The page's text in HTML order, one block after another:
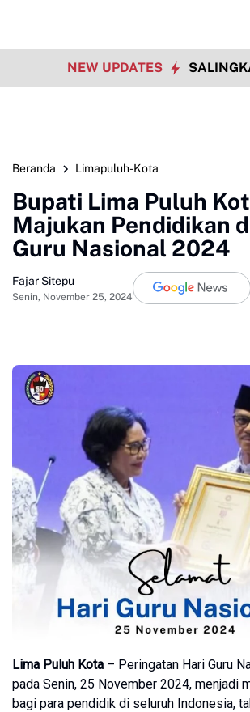
NEW UPDATES
Beranda Limapuluh-Kota
Bupati Lima Puluh
Majukan Pendidikan
Guru Nasional 2024
Fajar Sitepu
Senin, November 25, 2024
Lima Puluh Kota – Peringatan Hari Guru
pada Senin, 25 November 2024, menjadi
bagi para pendidik di seluruh Indonesia,